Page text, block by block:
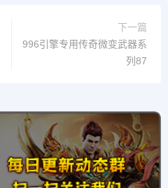
下一篇
996引擎专用传奇微变武器系
列87